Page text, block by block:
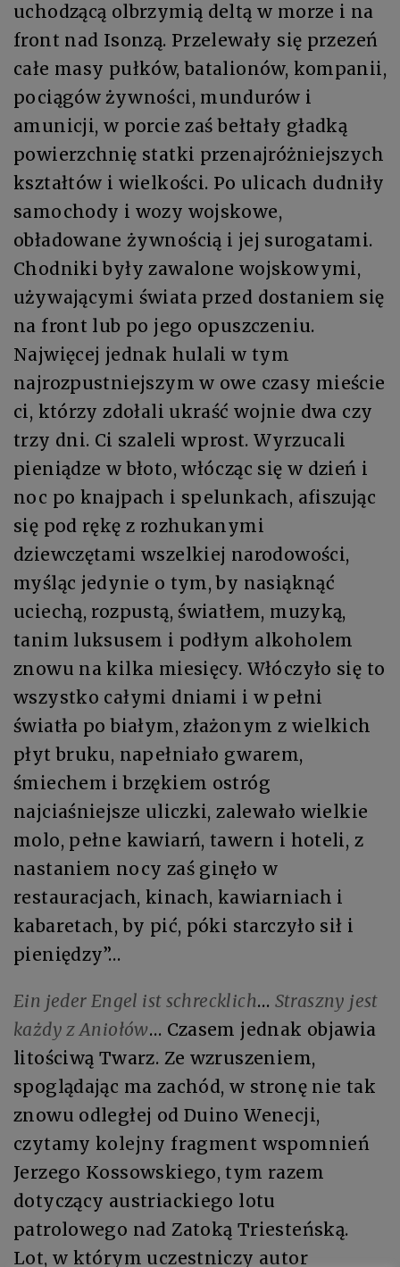
uchodzącą olbrzymią deltą w morze i na
front nad Isonzą. Przelewały się przezeń
całe masy pułków, batalionów, kompanii,
pociągów żywności, mundurów i
amunicji, w porcie zaś bełtały gładką
powierzchnię statki przenajróżniejszych
kształtów i wielkości. Po ulicach dudniły
samochody i wozy wojskowe,
obładowane żywnością i jej surogatami.
Chodniki były zawalone wojskowymi,
używającymi świata przed dostaniem się
na front lub po jego opuszczeniu.
Najwięcej jednak hulali w tym
najrozpustniejszym w owe czasy mieście
ci, którzy zdołali ukraść wojnie dwa czy
trzy dni. Ci szaleli wprost. Wyrzucali
pieniądze w błoto, włócząc się w dzień i
noc po knajpach i spelunkach, afiszując
się pod rękę z rozhukanymi
dziewczętami wszelkiej narodowości,
myśląc jedynie o tym, by nasiąknąć
uciechą, rozpustą, światłem, muzyką,
tanim luksusem i podłym alkoholem
znowu na kilka miesięcy. Włóczyło się to
wszystko całymi dniami i w pełni
światła po białym, złażonym z wielkich
płyt bruku, napełniało gwarem,
śmiechem i brzękiem ostróg
najciaśniejsze uliczki, zalewało wielkie
molo, pełne kawiarń, tawern i hoteli, z
nastaniem nocy zaś ginęło w
restauracjach, kinach, kawiarniach i
kabaretach, by pić, póki starczyło sił i
pieniędzy”…
Ein jeder Engel ist schrecklich… Straszny jest
każdy z Aniołów… Czasem jednak objawia
litościwą Twarz. Ze wzruszeniem,
spoglądając ma zachód, w stronę nie tak
znowu odległej od Duino Wenecji,
czytamy kolejny fragment wspomnień
Jerzego Kossowskiego, tym razem
dotyczący austriackiego lotu
patrolowego nad Zatoką Triesteńską.
Lot, w którym uczestniczy autor